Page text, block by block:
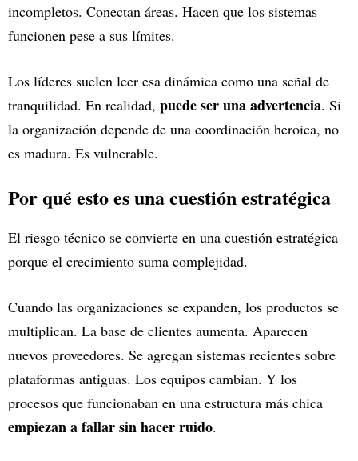
incompletos. Conectan áreas. Hacen que los sistemas
funcionen pese a sus límites.
Los líderes suelen leer esa dinámica como una señal de
tranquilidad. En realidad, puede ser una advertencia. Si
la organización depende de una coordinación heroica, no
es madura. Es vulnerable.
Por qué esto es una cuestión estratégica
El riesgo técnico se convierte en una cuestión estratégica
porque el crecimiento suma complejidad.
Cuando las organizaciones se expanden, los productos se
multiplican. La base de clientes aumenta. Aparecen
nuevos proveedores. Se agregan sistemas recientes sobre
plataformas antiguas. Los equipos cambian. Y los
procesos que funcionaban en una estructura más chica
empiezan a fallar sin hacer ruido.